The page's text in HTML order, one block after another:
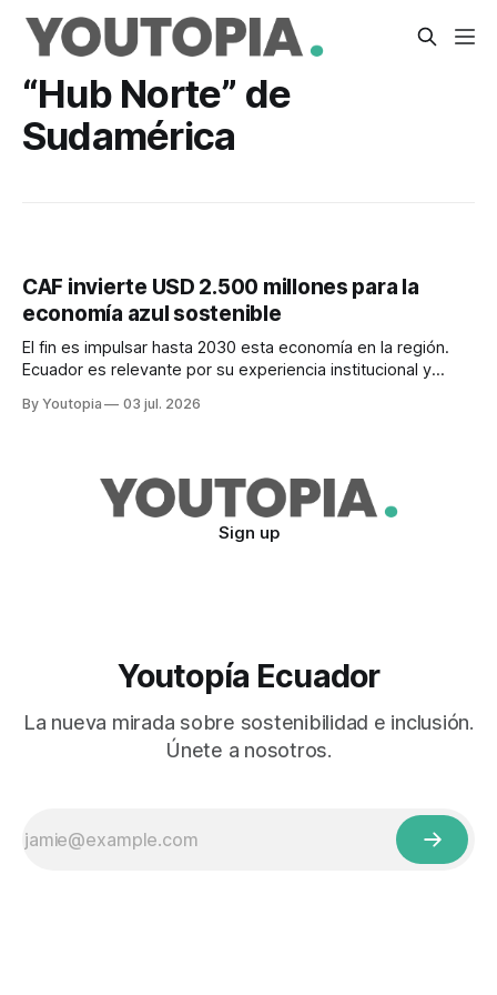
“Hub Norte” de
Sudamérica
CAF invierte USD 2.500 millones para la
economía azul sostenible
El fin es impulsar hasta 2030 esta economía en la región.
Ecuador es relevante por su experiencia institucional y
By Youtopia 03 jul. 2026
Sign up
Youtopía Ecuador
La nueva mirada sobre sostenibilidad e inclusión.
Únete a nosotros.